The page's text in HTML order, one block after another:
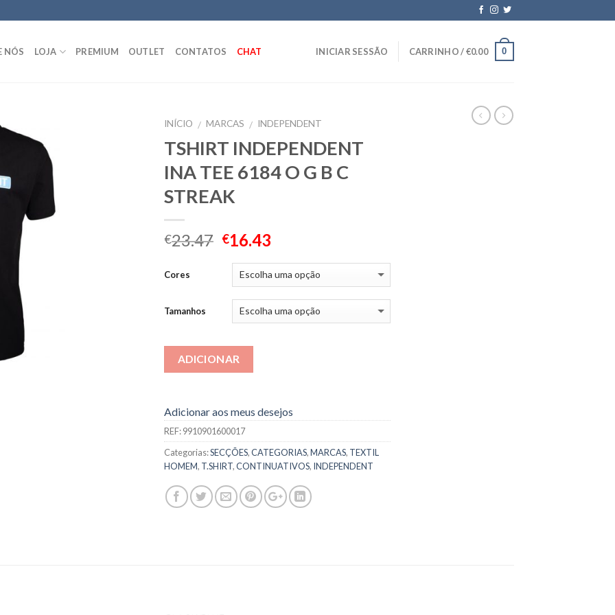
NÓS LOJA PREMIUM OUTLET CONTATOS CHAT INICIAR SESSÃO CARRINHO /€0.00 0
INÍCIO / MARCAS / INDEPENDENT
TSHIRT INDEPENDENT
INA TEE 6184 O G B C
STREAK
€23.47 €16.43
Cores
Tamanhos
ADICIONAR
Adicionar aos meus desejos
REF:9910901600017
Categorias:SECÇÕES,CATEGORIAS,MARCAS, TEXTIL
HOMEM, T.SHIRT,CONTINUATIVOS, INDEPENDENT